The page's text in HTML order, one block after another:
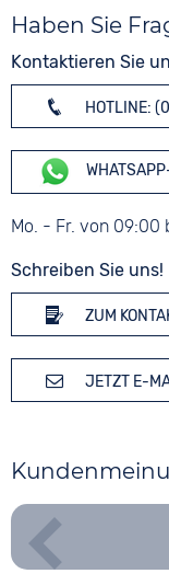
Haben Sie
Kontaktieren Sie
HOTLINE:
Mo. - Fr. von 09:00
Schreiben Sie uns!
ZUM
JETZT E-